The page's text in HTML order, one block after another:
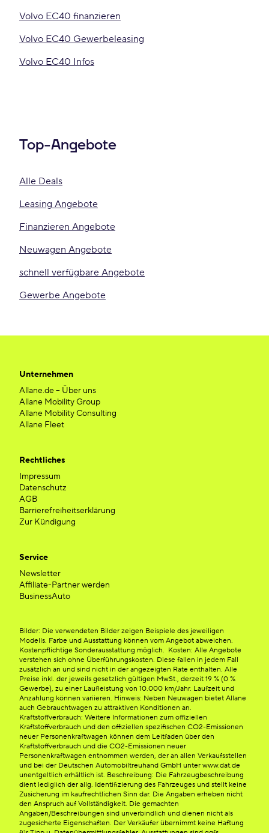
Volvo EC40 finanzieren
Volvo EC40 Gewerbeleasing
Volvo EC40 Infos
Top-Angebote
Alle Deals
Leasing Angebote
Finanzieren Angebote
Neuwagen Angebote
schnell verfügbare Angebote
Gewerbe Angebote
Unternehmen
Allane.de – Über uns
Allane Mobility Group
Allane Mobility Consulting
Allane Fleet
Rechtliches
Impressum
Datenschutz
AGB
Barrierefreiheitserklärung
Zur Kündigung
Service
Newsletter
Affiliate-Partner werden
BusinessAuto
Bilder: Die verwendeten Bilder zeigen Beispiele des jeweiligen
Modells. Farbe und Ausstattung können vom Angebot abweichen.
Kostenpflichtige Sonderausstattung möglich. Kosten: Alle Angebote
verstehen sich ohne Überführungskosten. Diese fallen in jedem Fall
zusätzlich an und sind nicht in der angezeigten Rate enthalten. Alle
Preise inkl. der jeweils gesetzlich gültigen MwSt., derzeit 19 % (0 %
Gewerbe), zu einer Laufleistung von 10.000 km/Jahr. Laufzeit und
Anzahlung können variieren. Hinweis: Neben Neuwagen bietet Allane
auch Gebrauchtwagen zu attraktiven Konditionen an.
Kraftstoffverbrauch: Weitere Informationen zum offiziellen
Kraftstoffverbrauch und den offiziellen spezifischen CO2-Emissionen
neuer Personenkraftwagen können dem Leitfaden über den
Kraftstoffverbrauch und die CO2-Emissionen neuer
Personenkraftwagen entnommen werden, der an allen Verkaufsstellen
und bei der Deutschen Automobiltreuhand GmbH unter www.dat.de
unentgeltlich erhältlich ist. Beschreibung: Die Fahrzeugbeschreibung
dient lediglich der allg. Identifizierung des Fahrzeuges und stellt keine
Zusicherung im kaufrechtlichen Sinn dar. Die Angaben erheben nicht
den Anspruch auf Vollständigkeit. Die gemachten
Angaben/Beschreibungen sind unverbindlich und dienen nicht als
zugesicherte Eigenschaften. Der Verkäufer übernimmt keine Haftung